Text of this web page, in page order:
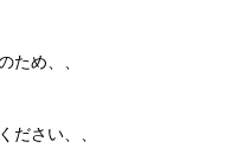
ため、、
さい、、